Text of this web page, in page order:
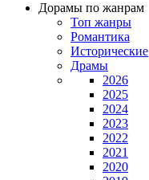
Дорамы по жанрам
Топ жанры
Романтика
Исторические
Драмы
2026
2025
2024
2023
2022
2021
2020